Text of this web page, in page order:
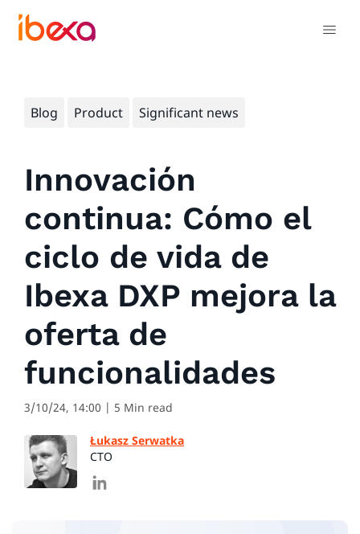
Blog Product Significant news
Innovación
continua: Cómo el
ciclo de vida de
Ibexa DXP mejora la
oferta de
funcionalidades
3/10/24, 14:00 | 5 Min read
Łukasz Serwatka
CTO